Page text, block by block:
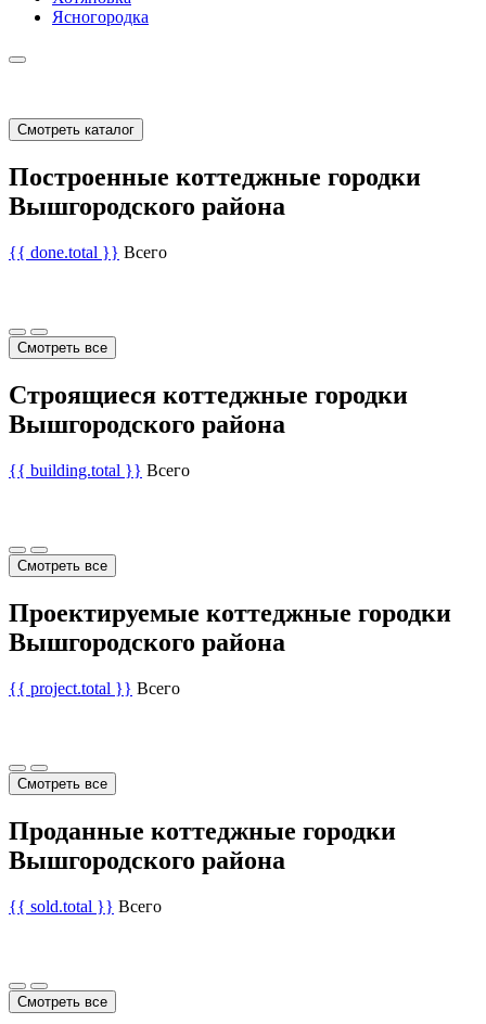
Ясногородка
Смотреть каталог
Построенные коттеджные городки
Вышгородского района
{{ done.total }} Всего
Смотреть все
Строящиеся коттеджные городки
Вышгородского района
{{ building.total }} Всего
Смотреть все
Проектируемые коттеджные городки
Вышгородского района
{{ project.total }} Всего
Смотреть все
Проданные коттеджные городки
Вышгородского района
{{ sold.total }} Всего
Смотреть все